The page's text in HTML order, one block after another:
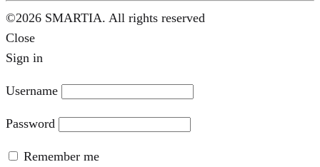
©2026 SMARTIA. All rights reserved
Close
Sign in
Username
Password
Remember me